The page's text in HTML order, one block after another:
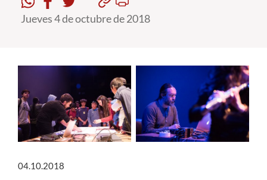
Estudiantes
English
Jueves 4 de octubre de 2018
04.10.2018